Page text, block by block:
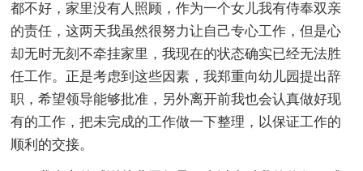
都不好，家里没有人照顾，作为一个女儿我有侍奉双亲
的责任，这两天我虽然很努力让自己专心工作，但是心
却无时无刻不牵挂家里，我现在的状态确实已经无法胜
任工作。正是考虑到这些因素，我郑重向幼儿园提出辞
职，希望领导能够批准，另外离开前我也会认真做好现
有的工作，把未完成的工作做一下整理，以保证工作的
顺利的交接。